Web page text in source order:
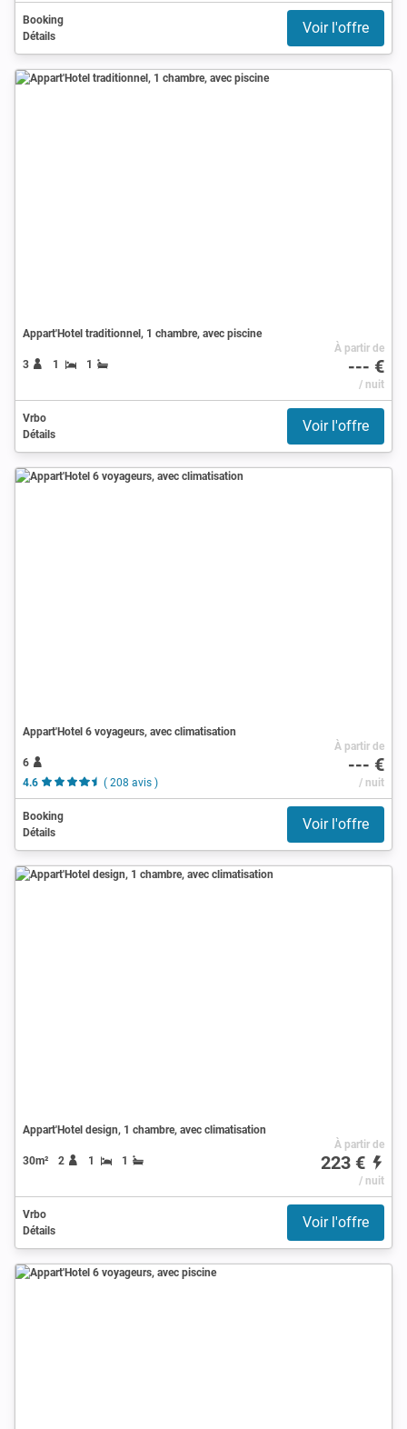
Booking
Détails
Voir l'offre
Appart'Hotel traditionnel, 1 chambre, avec piscine
3 1 1
À partir de
--- €
/ nuit
Vrbo
Détails
Voir l'offre
Appart'Hotel 6 voyageurs, avec climatisation
6
4.6
( 208 avis )
À partir de
--- €
/ nuit
Booking
Détails
Voir l'offre
Appart'Hotel design, 1 chambre, avec climatisation
30m² 2 1 1
À partir de
223 €
/ nuit
Vrbo
Détails
Voir l'offre